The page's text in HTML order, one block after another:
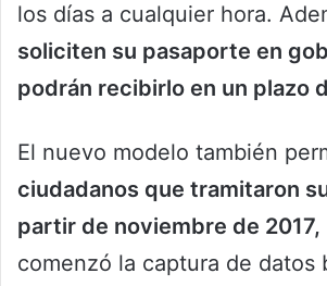
los días a cualquier hora.
soliciten su pasaporte en
podrán recibirlo en un plazo
El nuevo modelo también
ciudadanos que tramitaron
partir de noviembre de 2017,
comenzó la captura de datos